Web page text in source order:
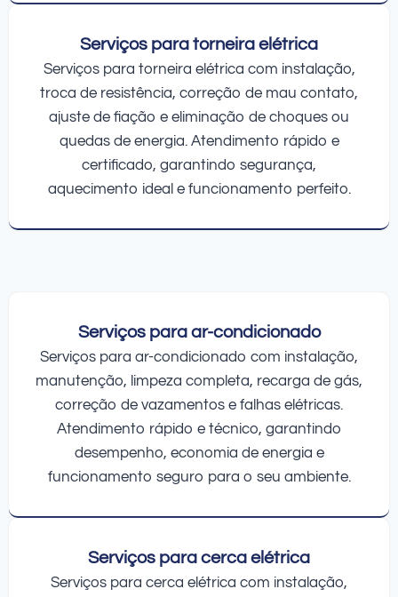
Serviços para torneira elétrica
Serviços para torneira elétrica com instalação,
troca de resistência, correção de mau contato,
ajuste de fiação e eliminação de choques ou
quedas de energia. Atendimento rápido e
certificado, garantindo segurança,
aquecimento ideal e funcionamento perfeito.
Serviços para ar-condicionado
Serviços para ar-condicionado com instalação,
manutenção, limpeza completa, recarga de gás,
correção de vazamentos e falhas elétricas.
Atendimento rápido e técnico, garantindo
desempenho, economia de energia e
funcionamento seguro para o seu ambiente.
Serviços para cerca elétrica
Serviços para cerca elétrica com instalação,